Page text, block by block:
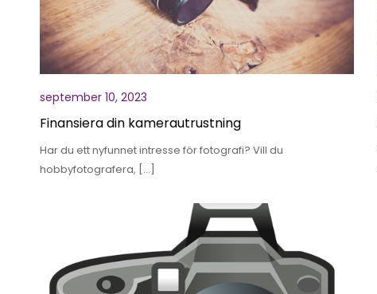
september 10, 2023
Finansiera din kamerautrustning
Har du ett nyfunnet intresse för fotografi? Vill du
hobbyfotografera, […]